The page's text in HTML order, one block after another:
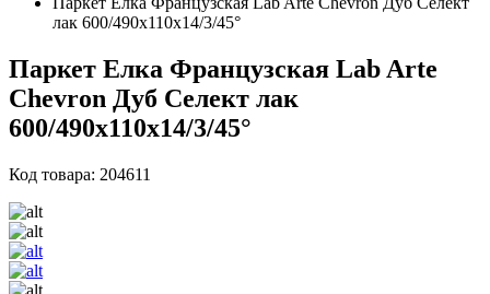
лак 600/490х110х14/3/45°
Паркет Елка Французская Lab Arte
Chevron Дуб Селект лак
600/490х110х14/3/45°
Код товара: 204611